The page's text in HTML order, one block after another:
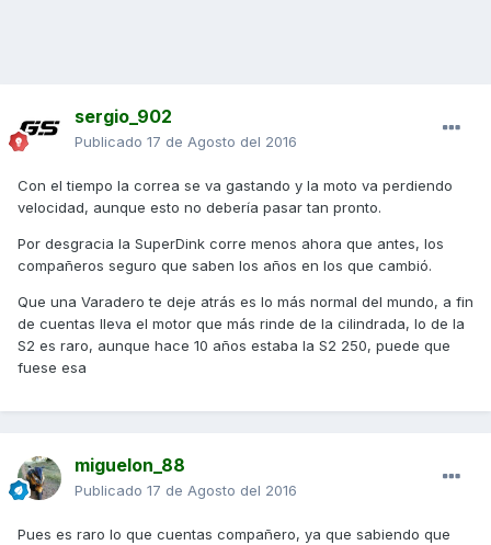
sergio_902
Publicado 17 de Agosto del 2016
Con el tiempo la correa se va gastando y la moto va perdiendo
velocidad, aunque esto no debería pasar tan pronto.
Por desgracia la SuperDink corre menos ahora que antes, los
compañeros seguro que saben los años en los que cambió.
Que una Varadero te deje atrás es lo más normal del mundo, a fin
de cuentas lleva el motor que más rinde de la cilindrada, lo de la
S2 es raro, aunque hace 10 años estaba la S2 250, puede que
fuese esa
miguelon_88
Publicado 17 de Agosto del 2016
Pues es raro lo que cuentas compañero, ya que sabiendo que